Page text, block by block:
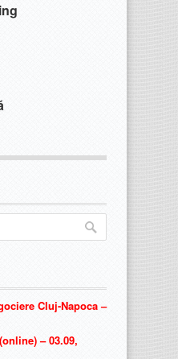
Cluj-Napoca –
– 03.09,